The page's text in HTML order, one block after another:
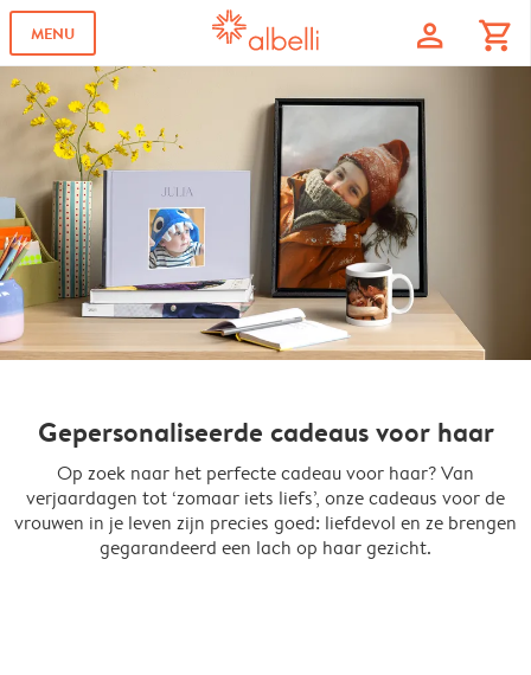
MENU profile shopping_cart
Gepersonaliseerde cadeaus voor haar
Op zoek naar het perfecte cadeau voor haar? Van
verjaardagen tot ‘zomaar iets liefs’, onze cadeaus voor de
vrouwen in je leven zijn precies goed: liefdevol en ze brengen
gegarandeerd een lach op haar gezicht.